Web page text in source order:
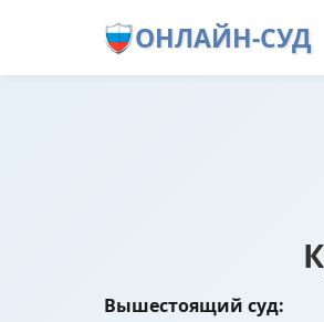
ОНЛАЙН-СУД
Вышестоящий суд: